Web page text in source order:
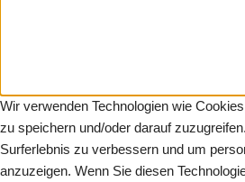
Wir verwenden Technologien wie
zu speichern und/oder darauf
Surferlebnis zu verbessern und um
anzuzeigen. Wenn Sie diesen